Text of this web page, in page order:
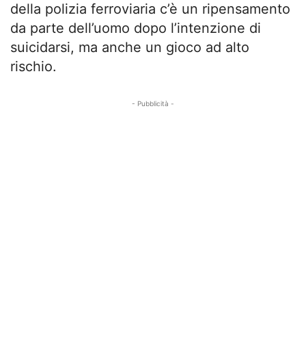
della polizia ferroviaria c’è un ripensamento
da parte dell’uomo dopo l’intenzione di
suicidarsi, ma anche un gioco ad alto
rischio.
- Pubblicità -